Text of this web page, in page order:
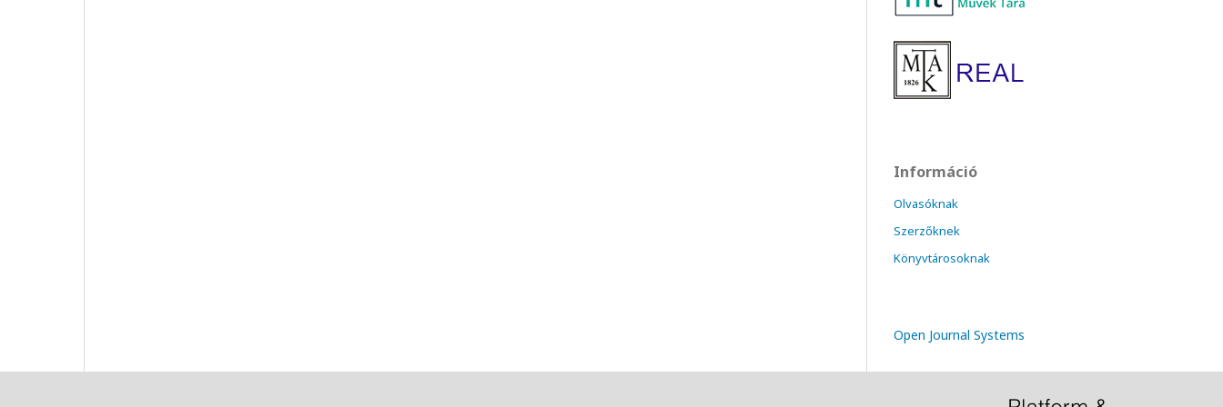
Információ
Olvasóknak
Szerzőknek
Könyvtárosoknak
Open Journal Systems